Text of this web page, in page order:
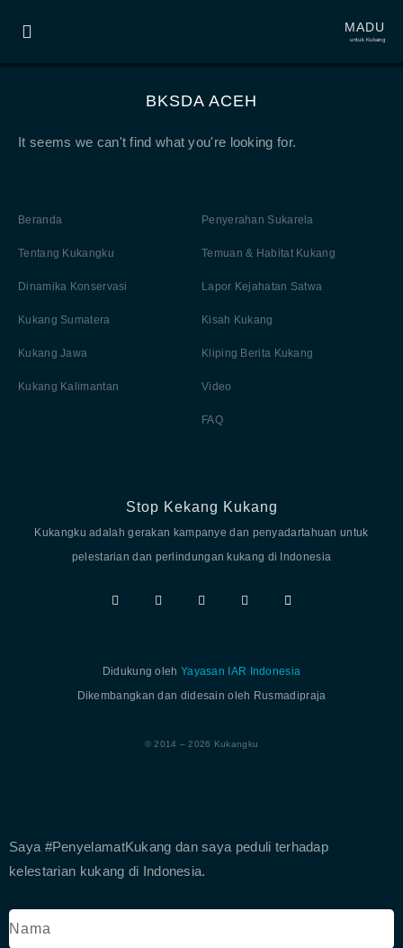
MADU
untuk Kukang
BKSDA ACEH
It seems we can't find what you're looking for.
Stop Kekang Kukang
Kukangku adalah gerakan kampanye dan penyadartahuan untuk
pelestarian dan perlindungan kukang di Indonesia
Beranda
Tentang Kukangku
Dinamika Konservasi
Kukang Sumatera
Kukang Jawa
Kukang Kalimantan
Penyerahan Sukarela
Temuan & Habitat Kukang
Lapor Kejahatan Satwa
Kisah Kukang
Kliping Berita Kukang
Video
FAQ
Didukung oleh Yayasan IAR Indonesia
Dikembangkan dan didesain oleh Rusmadipraja
© 2014 – 2026 Kukangku
Saya #PenyelamatKukang dan saya peduli terhadap
kelestarian kukang di Indonesia.